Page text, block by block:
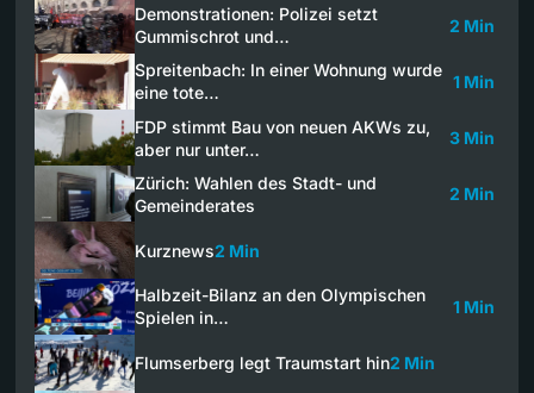
Demonstrationen: Polizei setzt
Gummischrot und…
2 Min
Spreitenbach: In einer Wohnung wurde
eine tote…
1 Min
FDP stimmt Bau von neuen AKWs zu,
aber nur unter…
3 Min
Zürich: Wahlen des Stadt- und
Gemeinderates
2 Min
Kurznews2 Min
Halbzeit-Bilanz an den Olympischen
Spielen in…
1 Min
Flumserberg legt Traumstart hin2 Min